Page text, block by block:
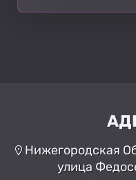
Нижегородская
улица